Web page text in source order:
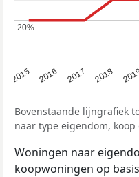
2015 2016 2017 2018
20%
20%
Bovenstaande lijngrafiek
naar type eigendom,
Woningen naar
koopwoningen op